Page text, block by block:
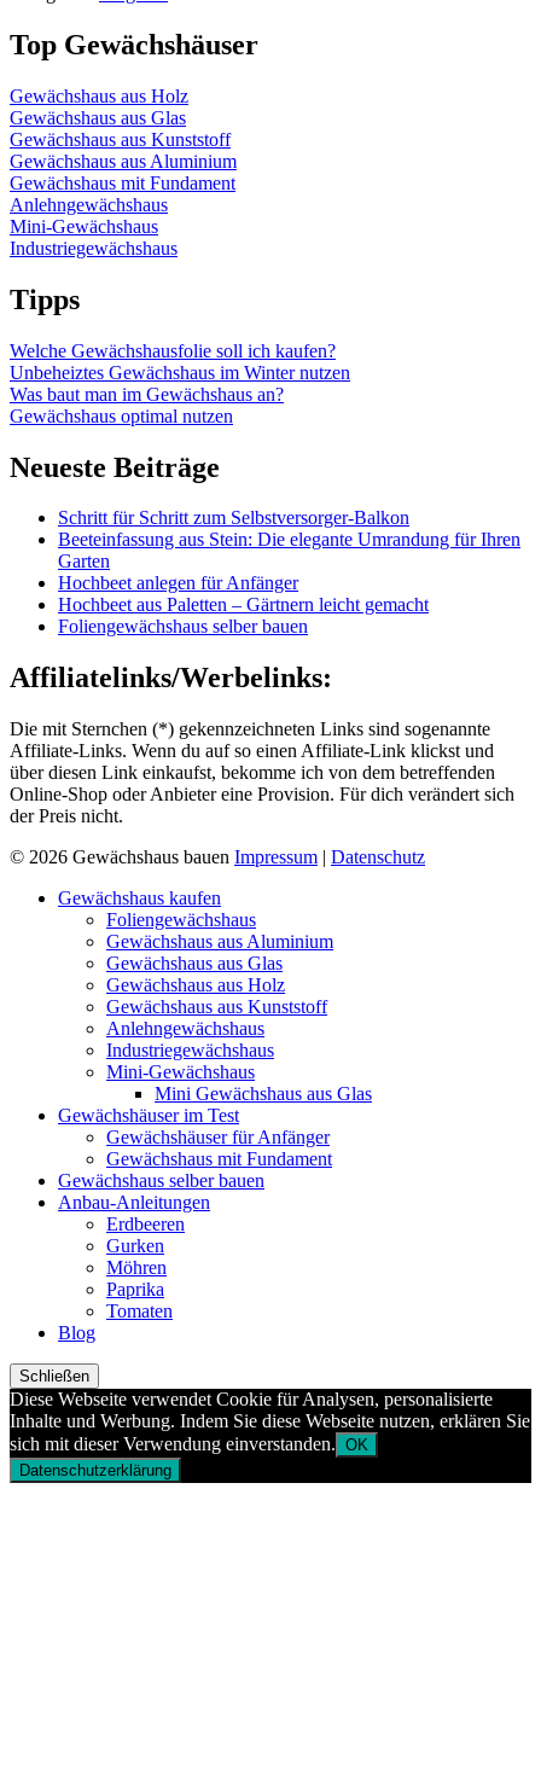
Top Gewächshäuser
Gewächshaus aus Holz
Gewächshaus aus Glas
Gewächshaus aus Kunststoff
Gewächshaus aus Aluminium
Gewächshaus mit Fundament
Anlehngewächshaus
Mini-Gewächshaus
Industriegewächshaus
Tipps
Welche Gewächshausfolie soll ich kaufen?
Unbeheiztes Gewächshaus im Winter nutzen
Was baut man im Gewächshaus an?
Gewächshaus optimal nutzen
Neueste Beiträge
Schritt für Schritt zum Selbstversorger-Balkon
Beeteinfassung aus Stein: Die elegante Umrandung für Ihren
Garten
Hochbeet anlegen für Anfänger
Hochbeet aus Paletten – Gärtnern leicht gemacht
Foliengewächshaus selber bauen
Affiliatelinks/Werbelinks:
Die mit Sternchen (*) gekennzeichneten Links sind sogenannte
Affiliate-Links. Wenn du auf so einen Affiliate-Link klickst und
über diesen Link einkaufst, bekomme ich von dem betreffenden
Online-Shop oder Anbieter eine Provision. Für dich verändert sich
der Preis nicht.
© 2026 Gewächshaus bauen Impressum | Datenschutz
Gewächshaus kaufen
Foliengewächshaus
Gewächshaus aus Aluminium
Gewächshaus aus Glas
Gewächshaus aus Holz
Gewächshaus aus Kunststoff
Anlehngewächshaus
Industriegewächshaus
Mini-Gewächshaus
Mini Gewächshaus aus Glas
Gewächshäuser im Test
Gewächshäuser für Anfänger
Gewächshaus mit Fundament
Gewächshaus selber bauen
Anbau-Anleitungen
Erdbeeren
Gurken
Möhren
Paprika
Tomaten
Blog
Schließen
Diese Webseite verwendet Cookie für Analysen, personalisierte
Inhalte und Werbung. Indem Sie diese Webseite nutzen, erklären Sie
sich mit dieser Verwendung einverstanden. OK
Datenschutzerklärung